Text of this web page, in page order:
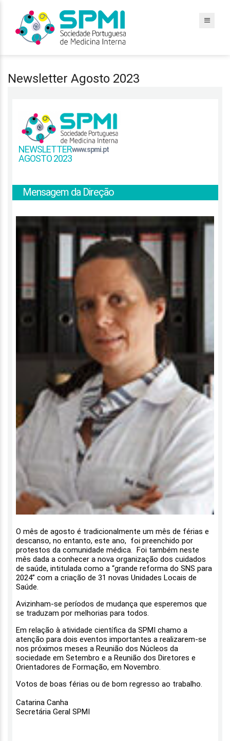
Newsletter Agosto 2023